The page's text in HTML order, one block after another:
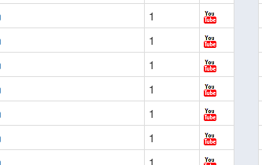
1
1
1
1
1
1
1